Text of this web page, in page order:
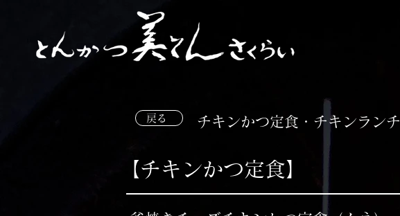
戻る ​チキンかつ定食・チキンランチ
【チキンかつ定食】